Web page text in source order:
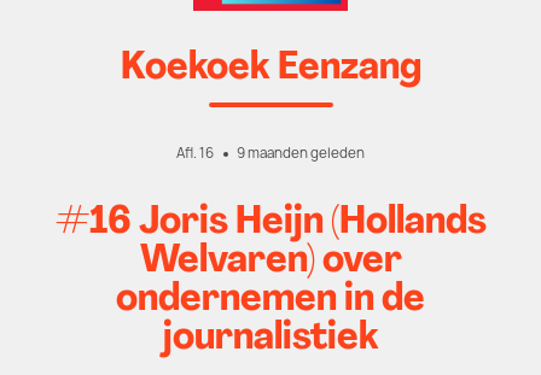
Koekoek Eenzang
Afl. 16 9 maanden geleden
#16 Joris Heijn (Hollands
Welvaren) over
ondernemen in de
journalistiek